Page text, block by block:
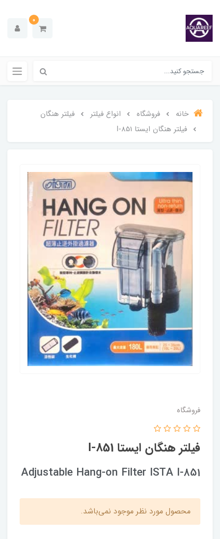
0
خانه فروشگاه انواع فیلتر
فیلتر هنگان
فیلتر هنگان ایستا I-851
فروشگاه
فیلتر هنگان ایستا I-851
Adjustable Hang-on Filter ISTA I-851
محصول مورد نظر موجود نمی‌باشد.